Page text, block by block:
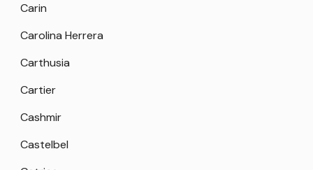
Carin
Carolina Herrera
Carthusia
Cartier
Cashmir
Castelbel